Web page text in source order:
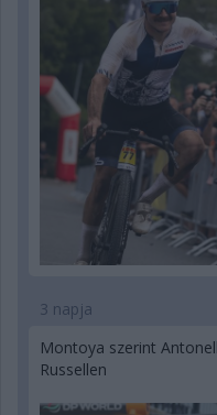
3 napja
Montoya szerint
Russellen